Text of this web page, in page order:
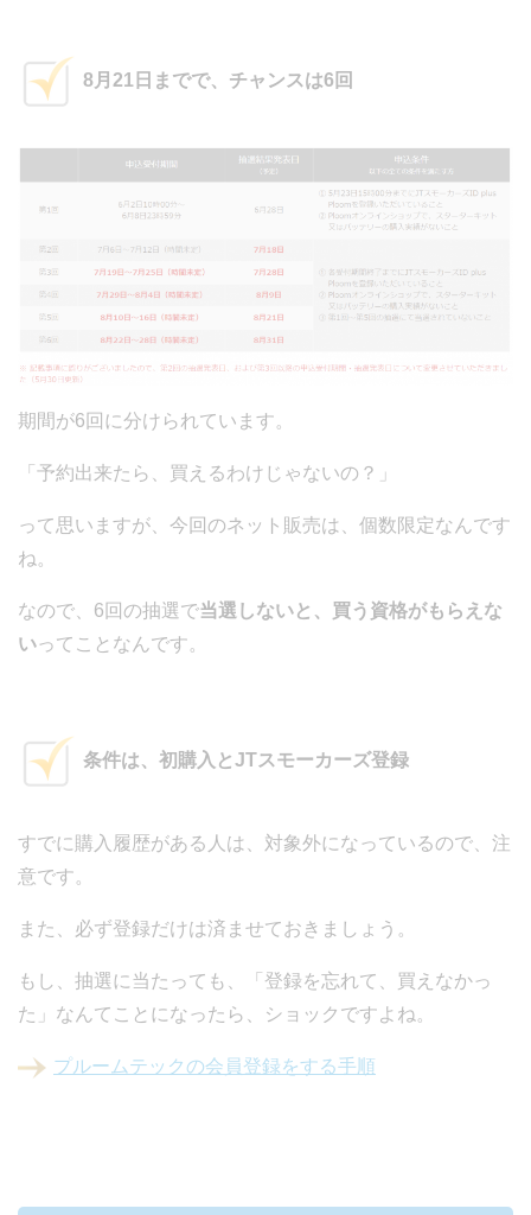
8月21日までで、チャンスは6回
期間が6回に分けられています。
「予約出来たら、買えるわけじゃないの？」
って思いますが、今回のネット販売は、個数限定なんです
ね。
なので、6回の抽選で当選しないと、買う資格がもらえな
いってことなんです。
条件は、初購入とJTスモーカーズ登録
すでに購入履歴がある人は、対象外になっているので、注
意です。
また、必ず登録だけは済ませておきましょう。
もし、抽選に当たっても、「登録を忘れて、買えなかっ
た」なんてことになったら、ショックですよね。
プルームテックの会員登録をする手順